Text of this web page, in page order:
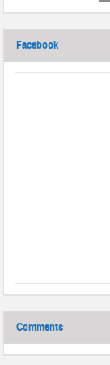
Facebook
Comments